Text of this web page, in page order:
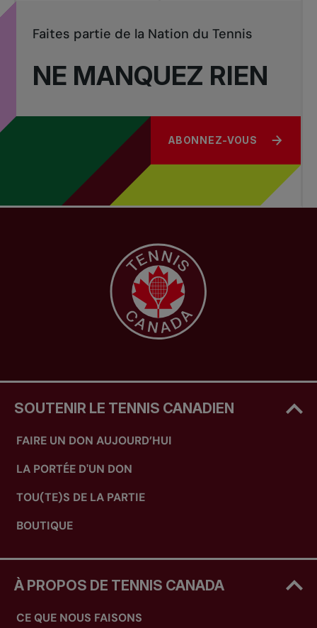
NE MANQUEZ RIEN
Faites partie de la Nation du Tennis
ABONNEZ-VOUS
SOUTENIR LE TENNIS CANADIEN
FAIRE UN DON AUJOURD’HUI
LA PORTÉE D'UN DON
TOU(TE)S DE LA PARTIE
BOUTIQUE
À PROPOS DE TENNIS CANADA
CE QUE NOUS FAISONS